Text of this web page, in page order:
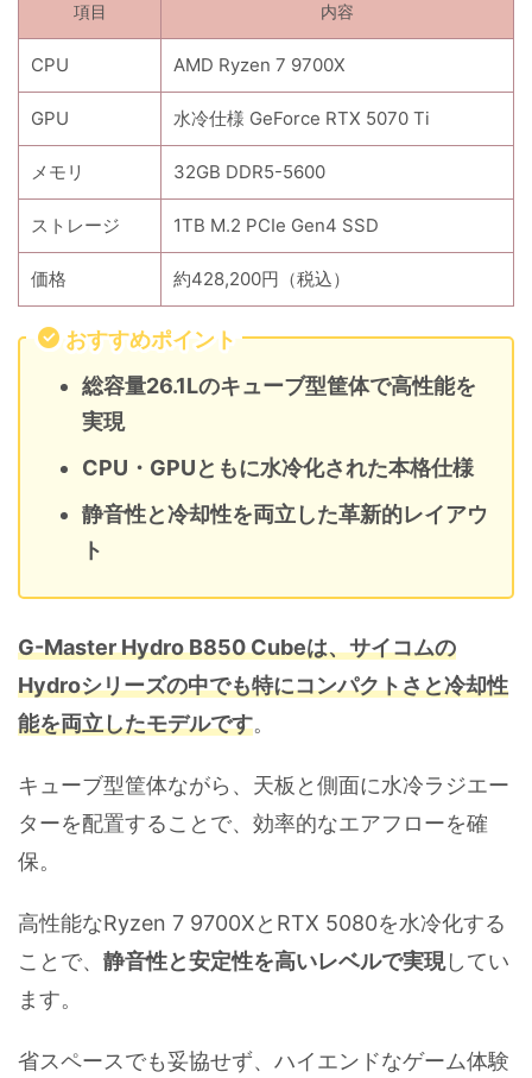
項目 内容
CPU AMD Ryzen 7 9700X
GPU 水冷仕様 GeForce RTX 5070 Ti
メモリ 32GB DDR5-5600
ストレージ 1TB M.2 PCIe Gen4 SSD
価格 約428,200円（税込）
おすすめポイント
総容量26.1Lのキューブ型筐体で高性能を
実現
CPU・GPUともに水冷化された本格仕様
静音性と冷却性を両立した革新的レイアウ
ト
G-Master Hydro B850 Cubeは、サイコムの
Hydroシリーズの中でも特にコンパクトさと冷却性
能を両立したモデルです。
キューブ型筐体ながら、天板と側面に水冷ラジエー
ターを配置することで、効率的なエアフローを確
保。
高性能なRyzen 7 9700XとRTX 5080を水冷化する
ことで、 静音性と安定性を高いレベルで実現してい
ます。
省スペースでも妥協せず、ハイエンドなゲーム体験